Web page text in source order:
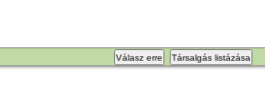
Válasz erre Társalgás listázása